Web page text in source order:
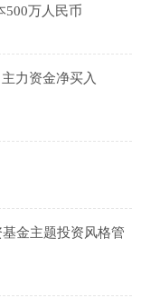
500万人民币
力资金净买入
金主题投资风格管